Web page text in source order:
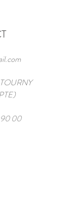
00